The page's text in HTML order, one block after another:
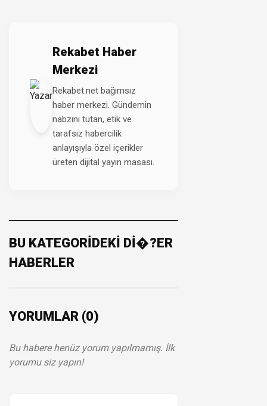
Rekabet Haber
Merkezi
Rekabet.net bağımsız
haber merkezi. Gündemin
nabzını tutan, etik ve
tarafsız habercilik
anlayışıyla özel içerikler
üreten dijital yayın masası.
BU KATEGORİDEKİ Dİ�?ER
HABERLER
YORUMLAR (0)
Bu habere henüz yorum yapılmamış. İlk
yorumu siz yapın!